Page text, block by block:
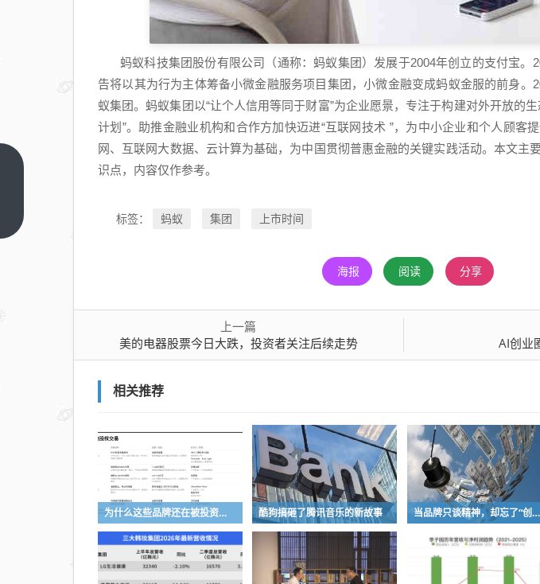
蚂蚁科技集团股份有限公司 （通称：蚂蚁集团）发展于2004年创立的支付宝。
告将以其为行为主体筹备小微金融服务项目集团，小微金融变成蚂蚁金服的前身。
蚁集团。蚂蚁集团以“让个人信用等同于财富”为企业愿景，专注于构建对外开放的
计划”。助推金融业机构和合作方加快迈进“互联网技术 ”，为中小企业和个人顾客
网、互联网大数据、云计算为基础，为中国贯彻普惠金融的关键实践活动。 本文主
识点，内容仅作参考。
标签： 蚂蚁 集团 上市时间
海报 阅读 分享
上一篇
美的电器股票今日大跌，投资者关注后续走势 AI创业
相关推荐
为什么这些品牌还在被投资人追捧 酷狗搞砸了腾讯音乐的新故事 当品牌只谈精神，却忘了“创始人思维”